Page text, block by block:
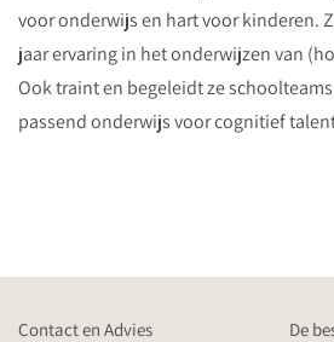
voor onderwijs en hart voor kinderen.
jaar ervaring in het onderwijzen van
Ook traint en begeleidt ze
passend onderwijs voor cognitief
Contact en Advies
De